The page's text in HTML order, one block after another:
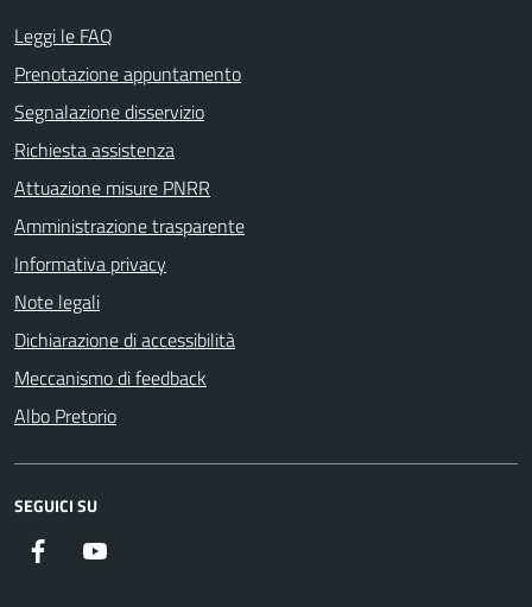
Leggi le FAQ
Prenotazione appuntamento
Segnalazione disservizio
Richiesta assistenza
Attuazione misure PNRR
Amministrazione trasparente
Informativa privacy
Note legali
Dichiarazione di accessibilità
Meccanismo di feedback
Albo Pretorio
SEGUICI SU
Facebook